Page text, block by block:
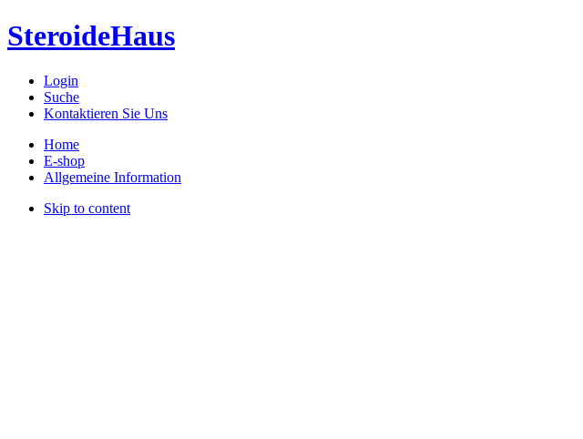
SteroideHaus
Login
Suche
Kontaktieren Sie Uns
Home
E-shop
Allgemeine Information
Skip to content